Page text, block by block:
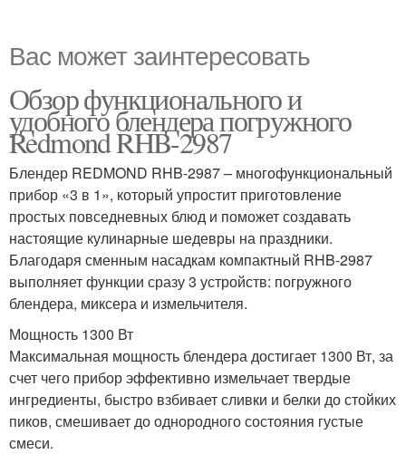
Вас может заинтересовать
Обзор функционального и
удобного блендера погружного
Redmond RHB-2987
Блендер REDMOND RHB-2987 – многофункциональный
прибор «3 в 1», который упростит приготовление
простых повседневных блюд и поможет создавать
настоящие кулинарные шедевры на праздники.
Благодаря сменным насадкам компактный RHB-2987
выполняет функции сразу 3 устройств: погружного
блендера, миксера и измельчителя.
Мощность 1300 Вт
Максимальная мощность блендера достигает 1300 Вт, за
счет чего прибор эффективно измельчает твердые
ингредиенты, быстро взбивает сливки и белки до стойких
пиков, смешивает до однородного состояния густые
смеси.